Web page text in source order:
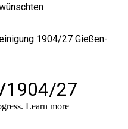
1904/27 Gießen-